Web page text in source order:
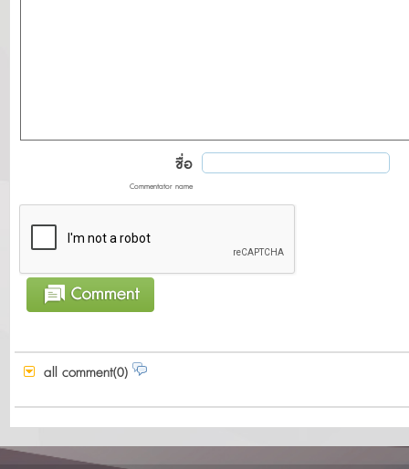
ชื่อ
Commentator name
all comment(0)